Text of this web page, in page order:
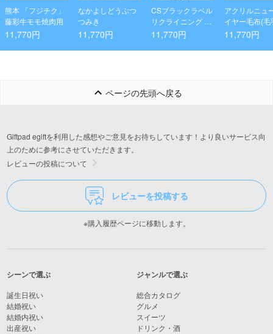
熊本 「フジチク」
藤彩牛モモ焼肉用
11,770円
なかよしどうぶつ
つみき
11,770円
CSブラックラベル
リクライニング リ
バティチェア
11,770円
アクリルニュ
イヤー毛布(毛
分)
11,770円
ページの先頭へ戻る
Giftpad egiftを利用した感想やご意見をお待ちしています！より良いサービス向
上のために参考にさせていただきます。
レビューの投稿について
レビューを投稿する
※購入履歴ページに移動します。
シーンで選ぶ
誕生日祝い
結婚祝い
結婚内祝い
出産祝い
ジャンルで選ぶ
総合カタログ
グルメ
スイーツ
ドリンク・酒